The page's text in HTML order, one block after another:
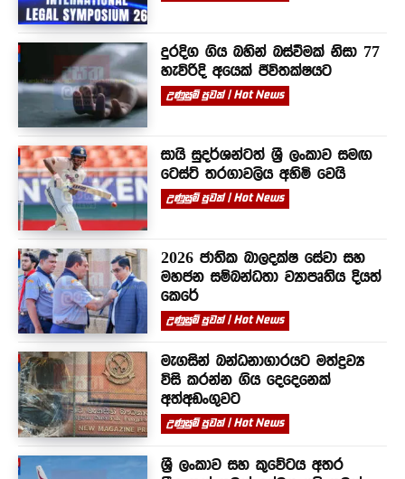
දුරදිග ගිය බහින් බස්වීමක් නිසා 77
හැවිරිදි අයෙක් ජීවිතක්ෂයට
උණුසුම් පුවත් | Hot News
සායි සුදර්ශන්ටත් ශ්‍රී ලංකාව සමඟ
ටෙස්ට් තරගාවලිය අහිමි වෙයි
උණුසුම් පුවත් | Hot News
2026 ජාතික බාලදක්ෂ සේවා සහ
මහජන සම්බන්ධතා ව්‍යාපෘතිය දියත්
කෙරේ
උණුසුම් පුවත් | Hot News
මැගසින් බන්ධනාගාරයට මත්ද්‍රව්‍ය
විසි කරන්න ගිය දෙදෙනෙක්
අත්අඩංගුවට
උණුසුම් පුවත් | Hot News
ශ්‍රී ලංකාව සහ කුවේටය අතර